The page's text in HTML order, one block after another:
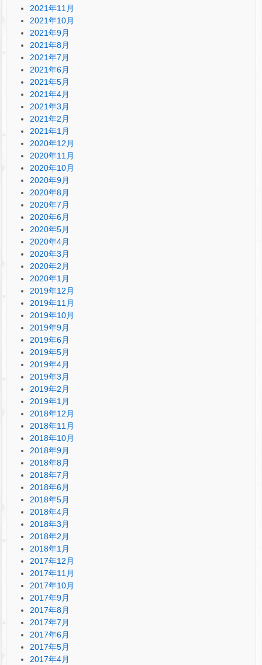
2021年11月
2021年10月
2021年9月
2021年8月
2021年7月
2021年6月
2021年5月
2021年4月
2021年3月
2021年2月
2021年1月
2020年12月
2020年11月
2020年10月
2020年9月
2020年8月
2020年7月
2020年6月
2020年5月
2020年4月
2020年3月
2020年2月
2020年1月
2019年12月
2019年11月
2019年10月
2019年9月
2019年6月
2019年5月
2019年4月
2019年3月
2019年2月
2019年1月
2018年12月
2018年11月
2018年10月
2018年9月
2018年8月
2018年7月
2018年6月
2018年5月
2018年4月
2018年3月
2018年2月
2018年1月
2017年12月
2017年11月
2017年10月
2017年9月
2017年8月
2017年7月
2017年6月
2017年5月
2017年4月